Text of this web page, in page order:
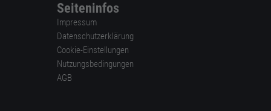
Seiteninfos
Impressum
Datenschutzerklärung
Cookie-Einstellungen
Nutzungsbedingungen
AGB